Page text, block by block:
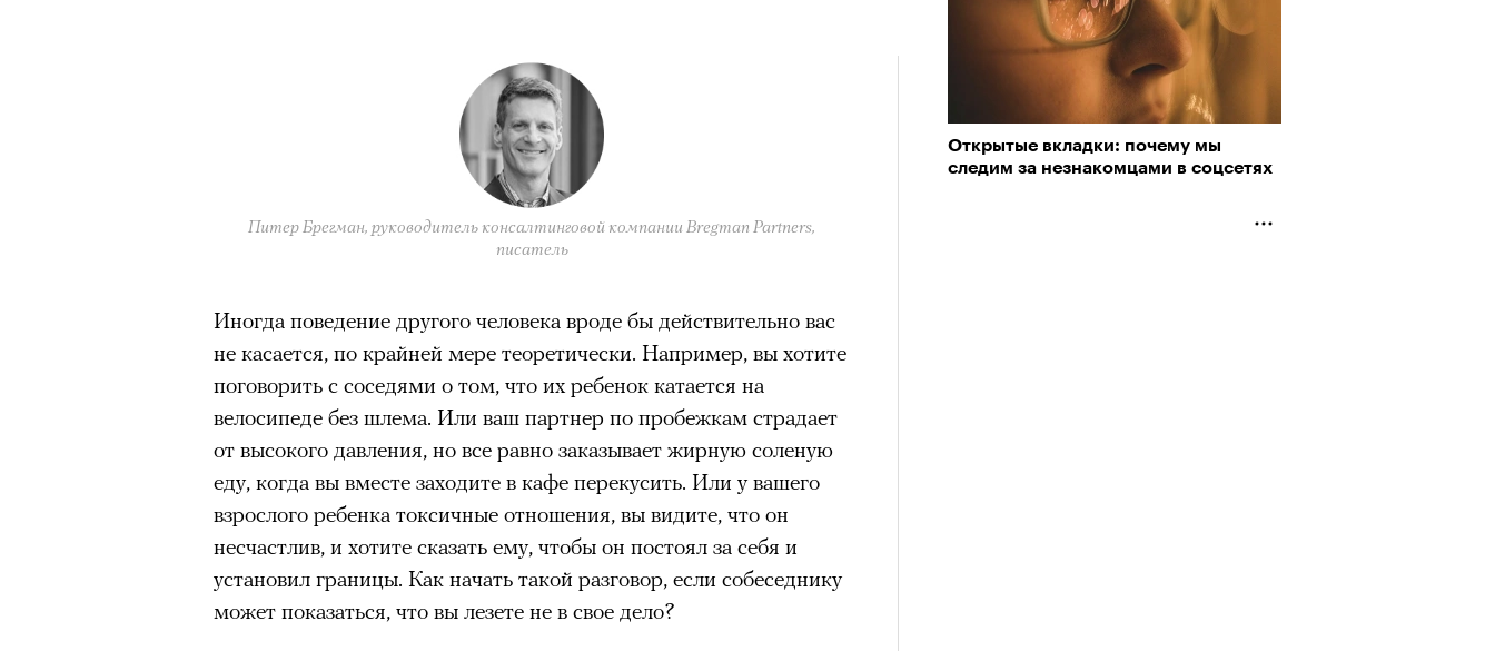
Открытые вкладки: почему мы
следим за незнакомцами в соцсетях
Питер Брегман, руководитель консалтинговой компании Bregman Partners,
писатель
Иногда поведение другого человека вроде бы действительно вас
не касается, по крайней мере теоретически. Например, вы хотите
поговорить с соседями о том, что их ребенок катается на
велосипеде без шлема. Или ваш партнер по пробежкам страдает
от высокого давления, но все равно заказывает жирную соленую
еду, когда вы вместе заходите в кафе перекусить. Или у вашего
взрослого ребенка токсичные отношения, вы видите, что он
несчастлив, и хотите сказать ему, чтобы он постоял за себя и
установил границы. Как начать такой разговор, если собеседнику
может показаться, что вы лезете не в свое дело?